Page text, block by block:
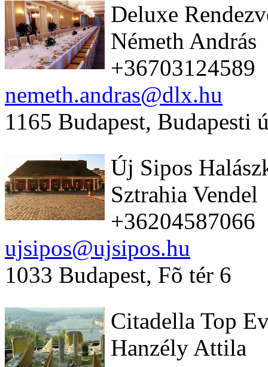
Deluxe
Németh András
+36703124589
nemeth.andras@dlx.hu
1165 Budapest, Budapesti
Új Sipos
Sztrahia Vendel
+36204587066
ujsipos@ujsipos.hu
1033 Budapest, Fõ tér 6
Citadella Top
Hanzély Attila